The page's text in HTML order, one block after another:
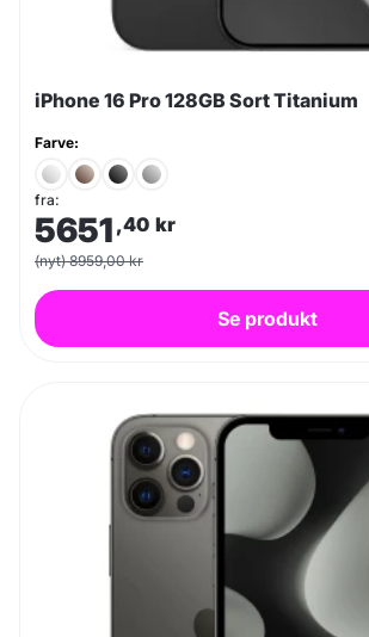
iPhone 16 Pro 128GB Sort Titanium
Farve:
fra:
5651 ,40 kr
(nyt) 8959,00 kr
Se produkt